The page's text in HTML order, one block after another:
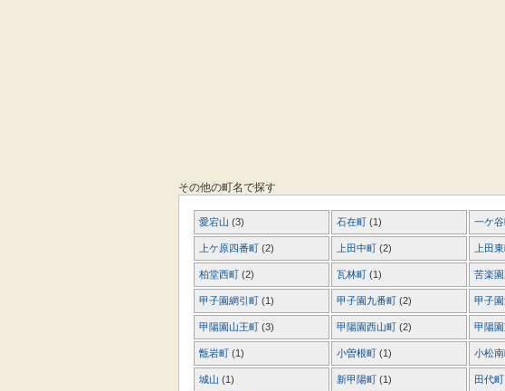
その他の町名で探す
愛宕山 (3) 石在町 (1) 一ケ
上ケ原四番町 (2) 上田中町 (2) 上田
柏堂西町 (2) 瓦林町 (1) 苦楽
甲子園網引町 (1) 甲子園九番町 (2) 甲子
甲陽園山王町 (3) 甲陽園西山町 (2) 甲陽
甑岩町 (1) 小曽根町 (1) 小松
城山 (1) 新甲陽町 (1) 田代町